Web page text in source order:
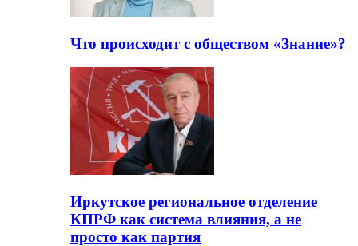
Что происходит с обществом «Знание»?
Иркутское региональное отделение
КПРФ как система влияния, а не
просто как партия